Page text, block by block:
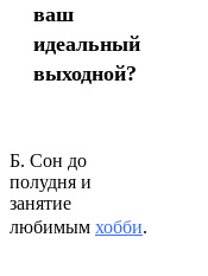
ваш
идеальный
выходной?
Б. Сон до
полудня и
занятие
любимым хобби.